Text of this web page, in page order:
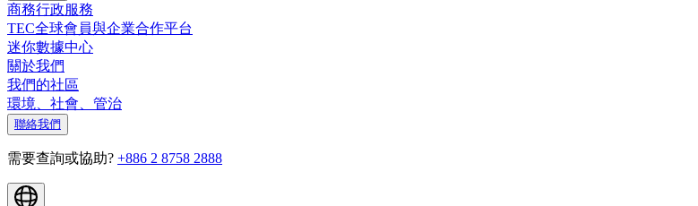
商務行政服務
TEC全球會員與企業合作平台
迷你數據中心
關於我們
我們的社區
環境、社會、管治
聯絡我們
需要查詢或協助? +886 2 8758 2888